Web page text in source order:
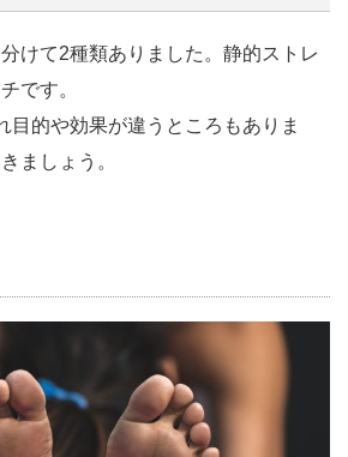
けて2種類ありました。静的ストレ
です。
目的や効果が違うところもありま
ましょう。